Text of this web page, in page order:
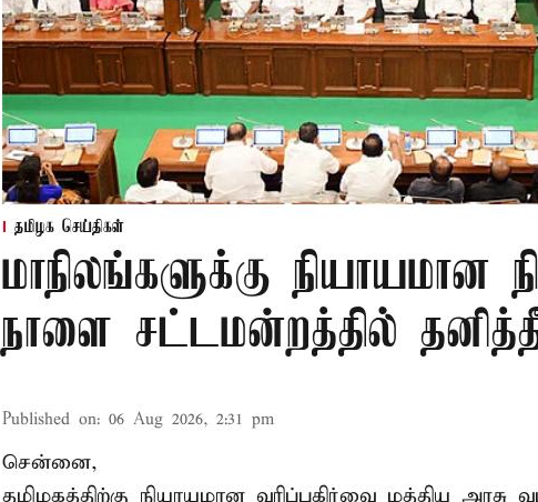
தமிழக செய்திகள்
மாநிலங்களுக்கு நியாயமான
நாளை சட்டமன்றத்தில்
Published on: 06 Aug 2026, 2:31 pm
சென்னை,
தமிழகத்திற்கு நியாயமான வரிப்பகிர்வை மத்திய